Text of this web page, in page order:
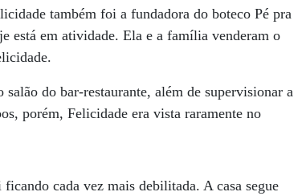
também foi a fundadora do boteco Pé pra
está em atividade. Ela e a família venderam o
do bar-restaurante, além de supervisionar a
porém, Felicidade era vista raramente no
cada vez mais debilitada. A casa segue